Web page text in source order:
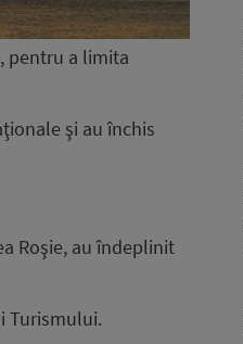
pentru a limita
şi au închis
Roşie, au îndeplinit
Turismului.